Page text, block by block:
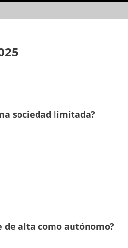
sociedad limitada?
de alta como autónomo?